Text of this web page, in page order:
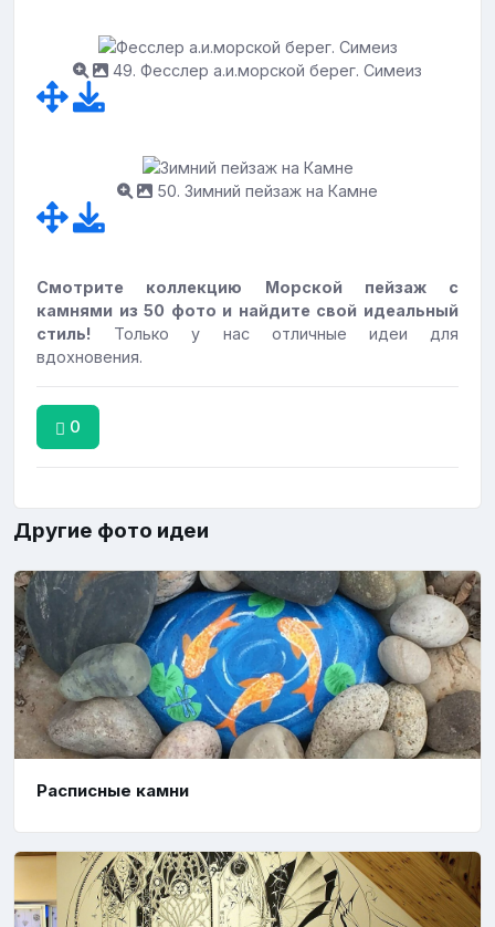
49. Фесслер а.и.морской берег. Симеиз
50. Зимний пейзаж на Камне
Смотрите коллекцию Морской пейзаж с
камнями из 50 фото и найдите свой идеальный
стиль!
Только у нас отличные идеи для
вдохновения.
0
Другие фото идеи
Расписные камни